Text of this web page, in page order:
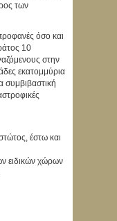
των
όσο και
10
στην
εκατομμύρια
συμβιβαστική
έστω και
ειδικών χώρων